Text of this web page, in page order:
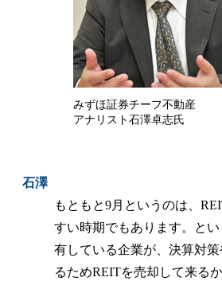
みずほ証券チーフ不動産
アナリスト石澤卓志氏
石澤
もともと9月というのは、
すい時期でもあります。と
有している企業が、決算対
るためREITを売却して来るか